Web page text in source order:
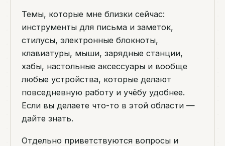
Темы, которые мне близки сейчас:
инструменты для письма и заметок,
стилусы, электронные блокноты,
клавиатуры, мыши, зарядные станции,
хабы, настольные аксессуары и вообще
любые устройства, которые делают
повседневную работу и учёбу удобнее.
Если вы делаете что-то в этой области —
дайте знать.
Отдельно приветствуются вопросы и